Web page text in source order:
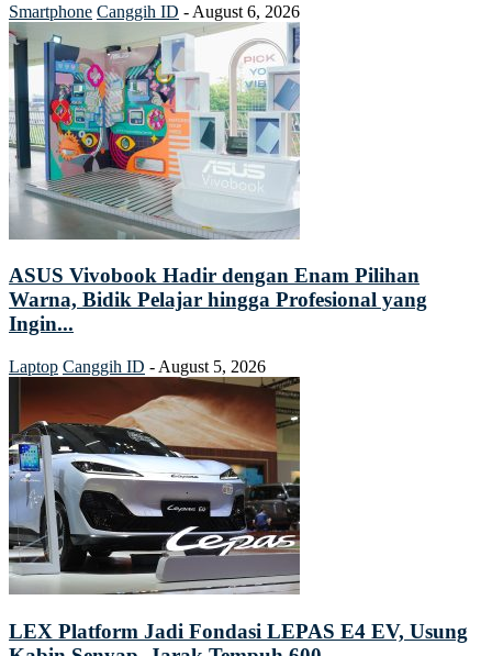
Smartphone Canggih ID - August 6, 2026
ASUS Vivobook Hadir dengan Enam Pilihan
Warna, Bidik Pelajar hingga Profesional yang
Ingin...
Laptop Canggih ID - August 5, 2026
LEX Platform Jadi Fondasi LEPAS E4 EV, Usung